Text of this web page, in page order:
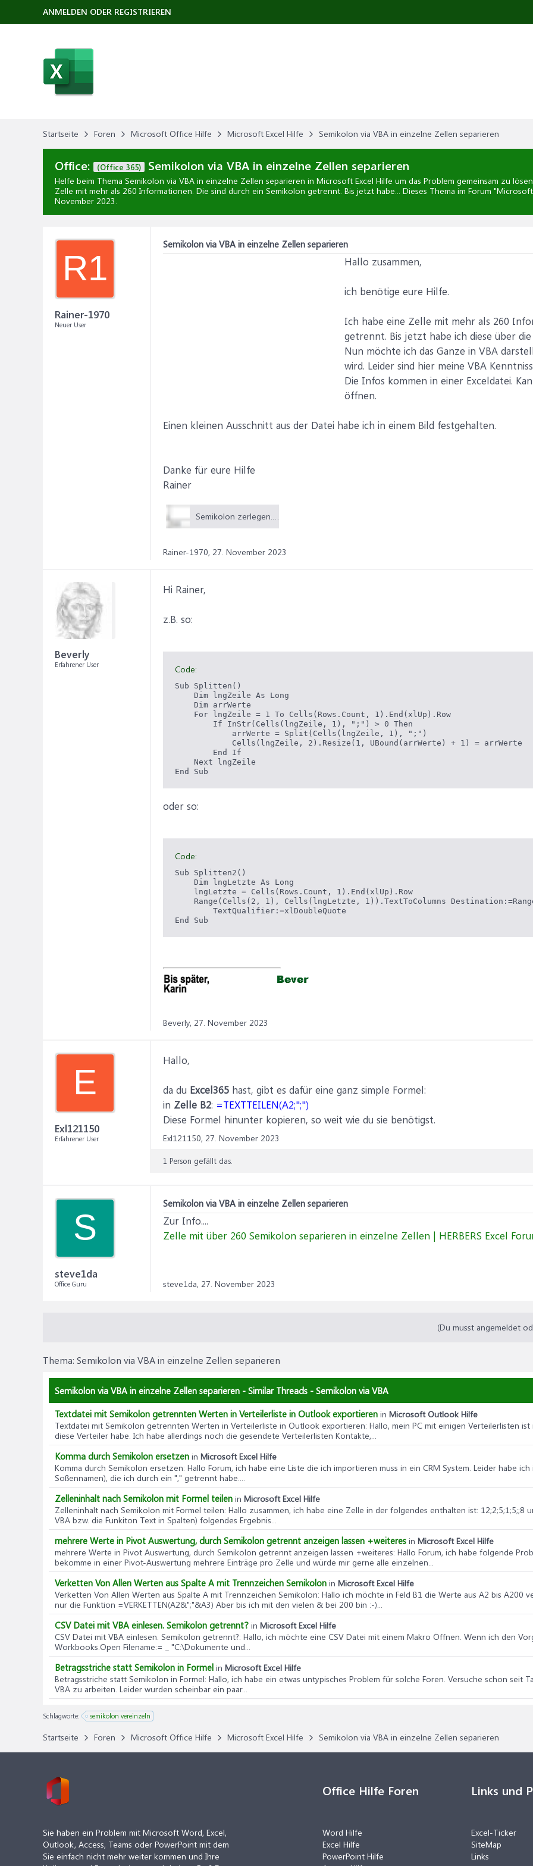
Startseite Foren Microsoft Office Hilfe Microsoft Excel Hilfe Semikolon via VBA in einzelne Zellen separieren
Office: (Office 365) Semikolon via VBA in einzelne Zellen separieren
Helfe beim Thema Semikolon via VBA in einzelne Zellen separieren in Microsoft Excel Hilfe um das Problem gemeinsam zu
Zelle mit mehr als 260 Informationen. Die sind durch ein Semikolon getrennt. Bis jetzt habe... Dieses Thema im Forum "
November 2023.
R1
Rainer-1970
Neuer User
Semikolon via VBA in einzelne Zellen separieren
Hallo zusammen,
ich benötige eure Hilfe.
Ich habe eine Zelle mit mehr als 260
getrennt. Bis jetzt habe ich diese über
Nun möchte ich das Ganze in VBA
wird. Leider sind hier meine VBA
Die Infos kommen in einer Exceldatei.
öffnen.
Einen kleinen Ausschnitt aus der Datei habe ich in einem Bild festgehalten.
Danke für eure Hilfe
Rainer
Semikolon zerlegen..png (5,4 KB)
Rainer-1970, 27. November 2023
Beverly
Erfahrener User
Hi Rainer,
z.B. so:
Code:
Sub Splitten()
    Dim lngZeile As Long
    Dim arrWerte
    For lngZeile = 1 To Cells(Rows.Count, 1).End(xlUp).Row
        If InStr(Cells(lngZeile, 1), ";") > 0 Then
            arrWerte = Split(Cells(lngZeile, 1), ";")
            Cells(lngZeile, 2).Resize(1, UBound(arrWerte) + 1) = arrWerte
        End If
    Next lngZeile
oder so:
Code:
Sub Splitten2()
    Dim lngLetzte As Long
    lngLetzte = Cells(Rows.Count, 1).End(xlUp).Row
Range(Cells(2, 1), Cells(lngLetzte, 1)).TextToColumns
        TextQualifier:=xlDoubleQuote
Beverly, 27. November 2023
E
Exl121150
Erfahrener User
Hallo,
da du Excel365 hast, gibt es dafür eine ganz simple Formel:
in Zelle B2: =TEXTTEILEN(A2;";")
Diese Formel hinunter kopieren, so weit wie du sie benötigst.
Exl121150, 27. November 2023
1 Person gefällt das.
S
steve1da
Office Guru
Semikolon via VBA in einzelne Zellen separieren
Zur Info....
Zelle mit über 260 Semikolon separieren in einzelne Zellen | HERBERS Excel
steve1da, 27. November 2023
(Du musst angemeldet
Thema: Semikolon via VBA in einzelne Zellen separieren
Semikolon via VBA in einzelne Zellen separieren - Similar Threads - Semikolon via VBA
Textdatei mit Semikolon getrennten Werten in Verteilerliste in Outlook exportieren in Microsoft Outlook Hilfe
Textdatei mit Semikolon getrennten Werten in Verteilerliste in Outlook exportieren: Hallo, mein PC mit einigen Verteilerlisten
diese Verteiler habe. Ich habe allerdings noch die gesendete Verteilerlisten Kontakte,...
Komma durch Semikolon ersetzen in Microsoft Excel Hilfe
Komma durch Semikolon ersetzen: Hallo Forum, ich habe eine Liste die ich importieren muss in ein CRM System. Leider habe
Soßennamen), die ich durch ein "," getrennt habe....
Zelleninhalt nach Semikolon mit Formel teilen in Microsoft Excel Hilfe
Zelleninhalt nach Semikolon mit Formel teilen: Hallo zusammen, ich habe eine Zelle in der folgendes enthalten ist:
VBA bzw. die Funkiton Text in Spalten) folgendes Ergebnis...
mehrere Werte in Pivot Auswertung, durch Semikolon getrennt anzeigen lassen +weiteres in Microsoft Excel Hilfe
mehrere Werte in Pivot Auswertung, durch Semikolon getrennt anzeigen lassen +weiteres: Hallo Forum, ich habe folgende
bekomme in einer Pivot-Auswertung mehrere Einträge pro Zelle und würde mir gerne alle einzelnen...
Verketten Von Allen Werten aus Spalte A mit Trennzeichen Semikolon in Microsoft Excel Hilfe
Verketten Von Allen Werten aus Spalte A mit Trennzeichen Semikolon: Hallo ich möchte in Feld B1 die Werte aus A2 bis
nur die Funktion =VERKETTEN(A2&";"&A3) Aber bis ich mit den vielen & bei 200 bin :-)...
CSV Datei mit VBA einlesen. Semikolon getrennt? in Microsoft Excel Hilfe
CSV Datei mit VBA einlesen. Semikolon getrennt?: Hallo, ich möchte eine CSV Datei mit einem Makro Öffnen. Wenn ich den
Workbooks.Open Filename:= _ "C:\Dokumente und...
Betragsstriche statt Semikolon in Formel in Microsoft Excel Hilfe
Betragsstriche statt Semikolon in Formel: Hallo, ich habe ein etwas untypisches Problem für solche Foren. Versuche schon seit
VBA zu arbeiten. Leider wurden scheinbar ein paar...
Schlagworte: semikolon vereinzeln
Startseite Foren Microsoft Office Hilfe Microsoft Excel Hilfe Semikolon via VBA in einzelne Zellen separieren
ANMELDEN ODER REGISTRIEREN
Sie haben ein Problem mit Microsoft Word, Excel,
Outlook, Access, Teams oder PowerPoint mit dem
Sie einfach nicht mehr weiter kommen und Ihre
Office Hilfe Foren
Word Hilfe
Excel Hilfe
PowerPoint Hilfe
Links und
Excel-Ticker
SiteMap
Links